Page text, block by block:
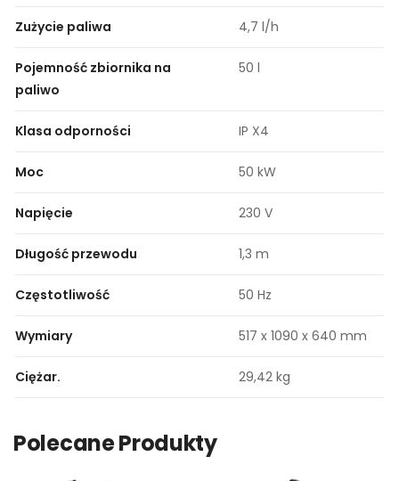
Zużycie paliwa 4,7 l/h
Pojemność zbiornika na
paliwo
50 l
Klasa odporności IP X4
Moc 50 kW
Napięcie 230 V
Długość przewodu 1,3 m
Częstotliwość 50 Hz
Wymiary 517 x 1090 x 640 mm
Ciężar. 29,42 kg
Polecane Produkty